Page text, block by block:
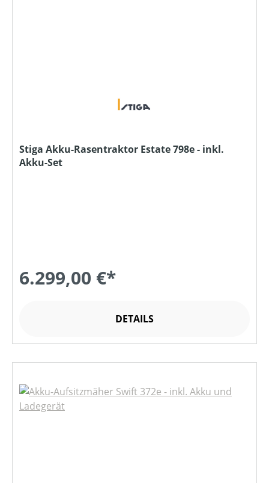
Stiga Akku-Rasentraktor Estate 798e - inkl.
Akku-Set
6.299,00 €*
DETAILS